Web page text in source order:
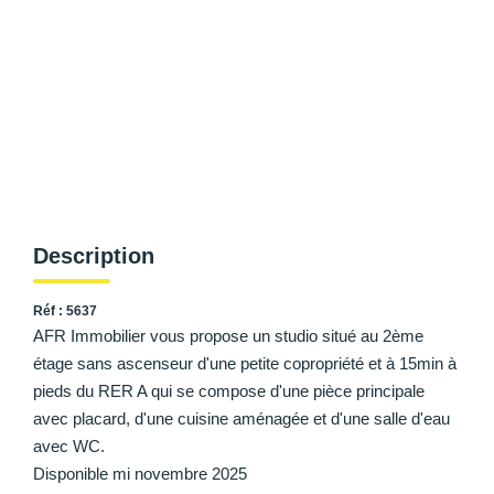
Description
Réf : 5637
AFR Immobilier vous propose un studio situé au 2ème
étage sans ascenseur d'une petite copropriété et à 15min à
pieds du RER A qui se compose d'une pièce principale
avec placard, d'une cuisine aménagée et d'une salle d'eau
avec WC.
Disponible mi novembre 2025